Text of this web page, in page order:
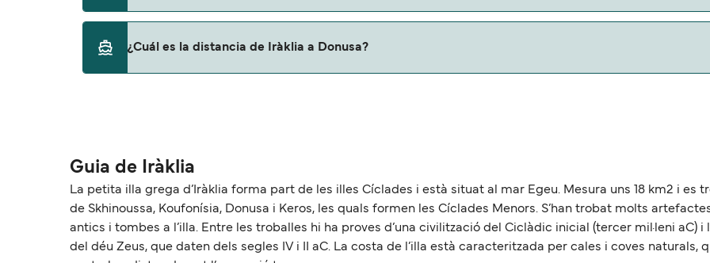
¿Cuál es la distancia de Iràklia a Donusa?
Guia de Iràklia
La petita illa grega d’Iràklia forma part de les illes Cíclades i està situat al mar Egeu. Mesura uns 18 km2 i es
de Skhinoussa, Koufonísia, Donusa i Keros, les quals formen les Cíclades Menors. S’han trobat molts
antics i tombes a l’illa. Entre les troballes hi ha proves d’una civilització del Ciclàdic inicial (tercer mil·leni aC)
del déu Zeus, que daten dels segles IV i II aC. La costa de l’illa està caracteritzada per cales i coves naturals,